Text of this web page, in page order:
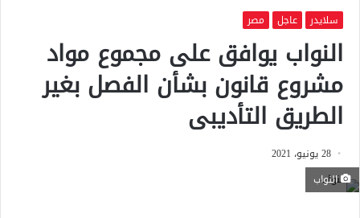
سلايدر عاجل مصر
النواب يوافق على مجموع مواد
مشروع قانون بشأن الفصل بغير
الطريق التأديبى
28 يونيو، 2021
النواب